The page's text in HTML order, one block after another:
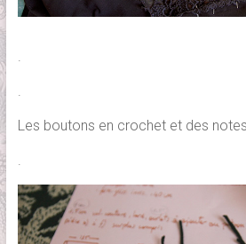
.
.
Les boutons en crochet et des
.